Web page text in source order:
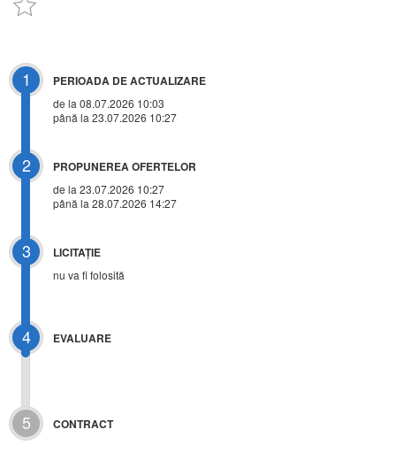
1 PERIOADA DE ACTUALIZARE
de la 08.07.2026 10:03
până la 23.07.2026 10:27
2 PROPUNEREA OFERTELOR
de la 23.07.2026 10:27
până la 28.07.2026 14:27
3 LICITAŢIE
nu va fi folosită
4 EVALUARE
5 CONTRACT